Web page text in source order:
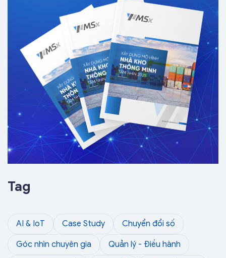
Tag
AI & IoT Case Study Chuyển đổi số
Góc nhìn chuyên gia Quản lý - Điều hành